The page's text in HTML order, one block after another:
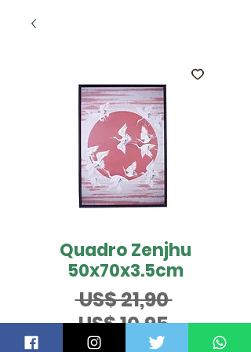
Quadro Zenjhu
50x70x3.5cm
US$ 21,90 Preço
normal
US$ 10,95Preço